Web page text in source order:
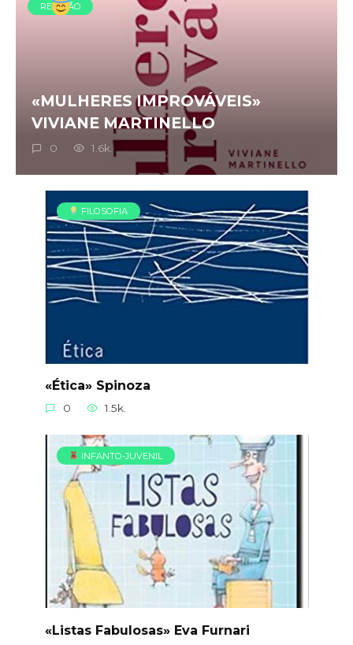
RELIGIÃO
«MULHERES IMPROVÁVEIS»
VIVIANE MARTINELLO
0 1.6k.
FILOSOFIA
«Ética» Spinoza
0 1.5k.
INFANTO-JUVENIL
«Listas Fabulosas» Eva Furnari